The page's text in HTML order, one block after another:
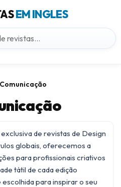
EM INGLES
de revistas de Design
globais, oferecemos a
para profissionais criativos
tátil de cada edição
para inspirar o seu